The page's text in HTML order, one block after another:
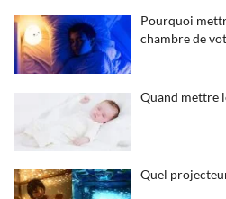
Pourquoi
chambre de
Quand mettre
Quel